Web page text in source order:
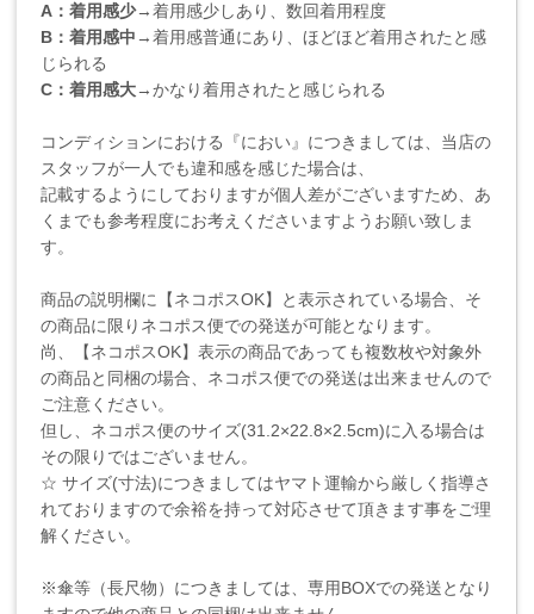
A：着用感少→着用感少しあり、数回着用程度
B：着用感中→着用感普通にあり、ほどほど着用されたと感
じられる
C：着用感大→かなり着用されたと感じられる
コンディションにおける『におい』につきましては、当店の
スタッフが一人でも違和感を感じた場合は、
記載するようにしておりますが個人差がございますため、あ
くまでも参考程度にお考えくださいますようお願い致しま
す。
商品の説明欄に【ネコポスOK】と表示されている場合、そ
の商品に限りネコポス便での発送が可能となります。
尚、【ネコポスOK】表示の商品であっても複数枚や対象外
の商品と同梱の場合、ネコポス便での発送は出来ませんので
ご注意ください。
但し、ネコポス便のサイズ(31.2×22.8×2.5cm)に入る場合は
その限りではございません。
☆ サイズ(寸法)につきましてはヤマト運輸から厳しく指導さ
れておりますので余裕を持って対応させて頂きます事をご理
解ください。
※傘等（長尺物）につきましては、専用BOXでの発送となり